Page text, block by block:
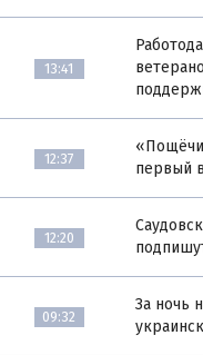
13:41
12:37
первый
12:20
09:32
За ночь